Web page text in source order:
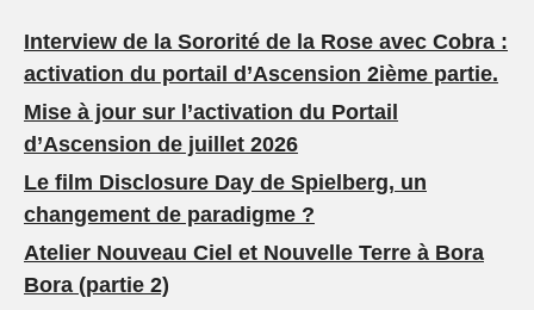
Interview de la Sororité de la Rose avec Cobra :
activation du portail d’Ascension 2ième partie.
Mise à jour sur l’activation du Portail
d’Ascension de juillet 2026
Le film Disclosure Day de Spielberg, un
changement de paradigme ?
Atelier Nouveau Ciel et Nouvelle Terre à Bora
Bora (partie 2)